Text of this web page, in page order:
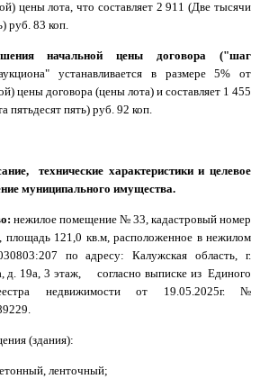
цены лота, что составляет 2 911 (Две тысячи
руб. 83 коп.
начальной цены договора ("шаг
устанавливается в размере 5% от
цены договора (цены лота) и составляет 1 455
пятьдесят пять) руб. 92 коп.
технические характеристики и целевое
муниципального имущества.
нежилое помещение № 33, кадастровый номер
121,0 кв.м, расположенное в нежилом
по адресу: Калужская область, г.
д. 19а, 3 этаж, согласно выписке из Единого
недвижимости от 19.05.2025г. №
(здания):
ленточный;